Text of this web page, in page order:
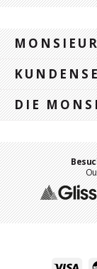
DIE